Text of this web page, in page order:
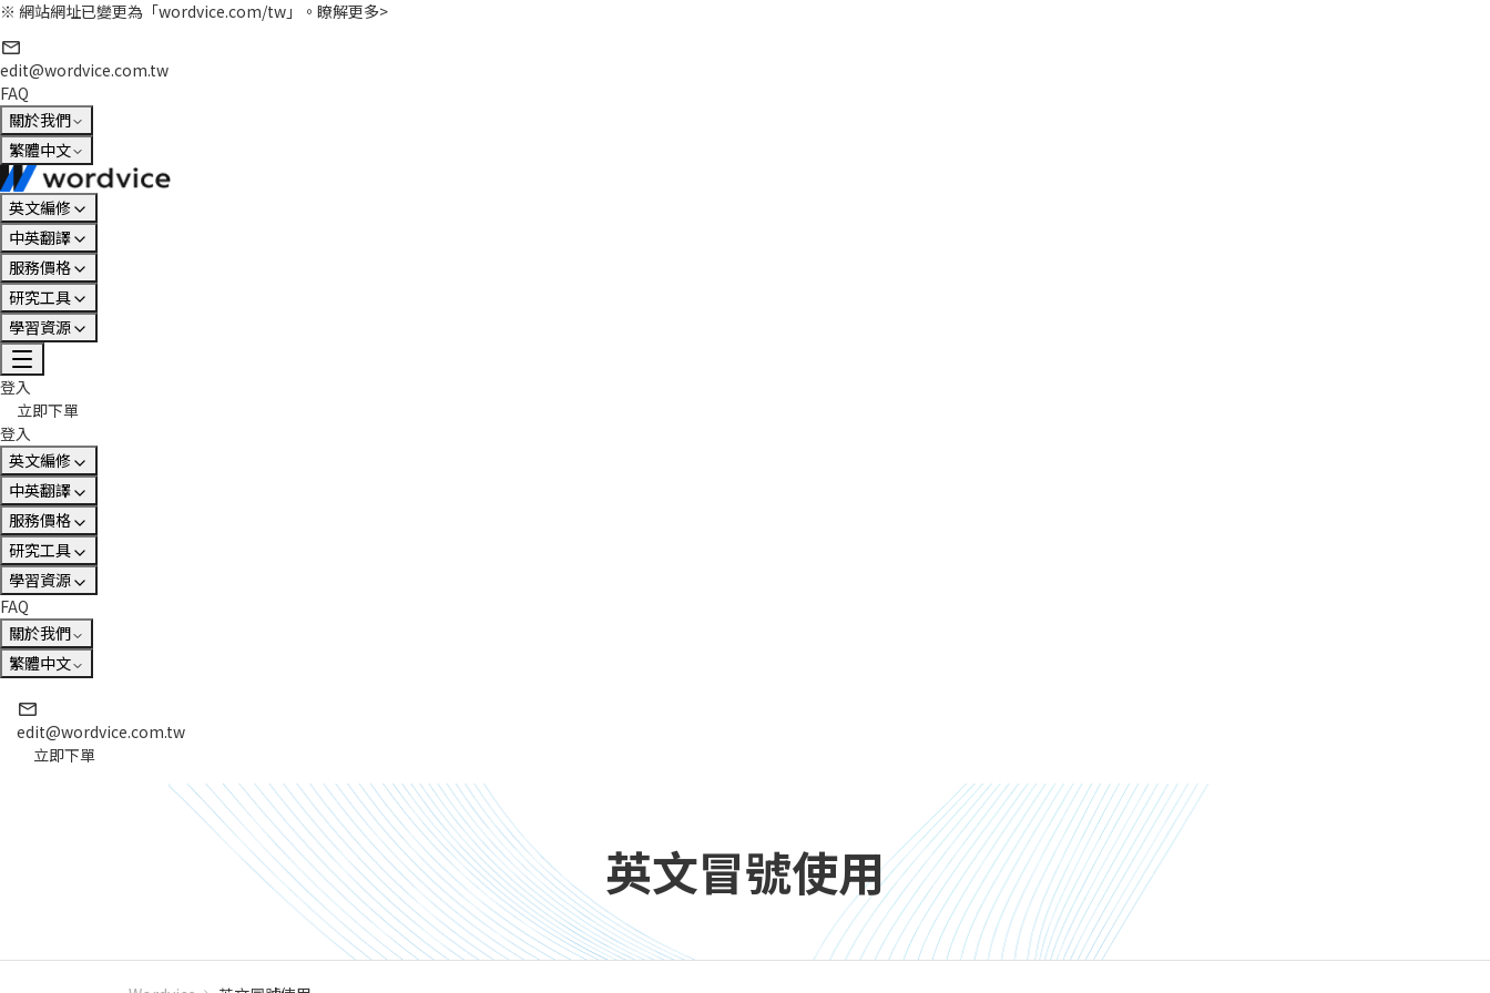
※ 網站網址已變更為「wordvice.com/tw」。 瞭解更多>
edit@wordvice.com.tw
FAQ
關於我們
繁體中文
英文編修
中英翻譯
服務價格
研究工具
學習資源
登入
立即下單
登入
英文編修
中英翻譯
服務價格
研究工具
學習資源
FAQ
關於我們
繁體中文
edit@wordvice.com.tw
立即下單
英文冒號使用